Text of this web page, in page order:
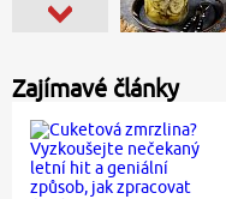
Zajímavé články